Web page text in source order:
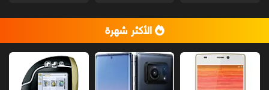
الأكثر شهرة